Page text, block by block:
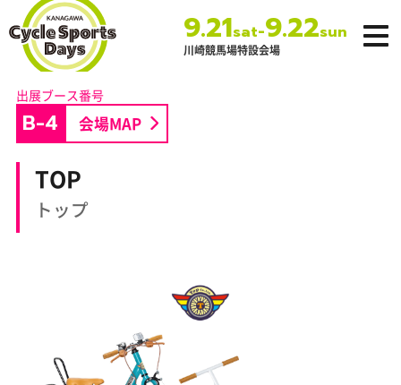
神奈川サイクルス
ポーツデイズ
川崎競馬場特設会場
9.21sat-9.22sun
TOP
トップ
B-4 会場MAP